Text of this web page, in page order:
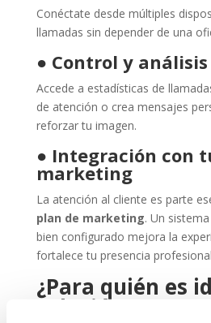
Conéctate desde múltiples
llamadas sin depender de una
● Control y análisis
Accede a estadísticas de
de atención o crea mensajes
reforzar tu imagen.
● Integración con
marketing
La atención al cliente es parte
plan de marketing. Un
bien configurado mejora la
fortalece tu presencia
¿Para quién es
solución?